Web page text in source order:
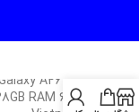
A26 5G
RAM 6GB